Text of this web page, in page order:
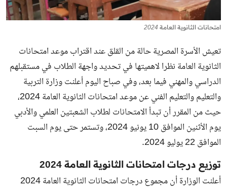
امتحانات الثانوية العامة 2024
تعيش الأسرة المصرية حالة من القلق عند اقتراب موعد امتحانات
الثانوية العامة نظرا لاهميتها في تحديد واجهة الطلاب في مستقبلهم
الدراسي والمهني فيما بعد، وفي صباح اليوم أعلنت وزارة التربية
والتعليم والتعليم الفني عن موعد امتحانات الثانوية العامة 2024،
حيث من المقرر أن تبدأ الامتحانات لطلاب الشعبتين العلمي والأدبي
يوم الأثنين الموافق 10 يونيو 2024، وتستمر حتى يوم السبت
الموافق 22 يوليو 2024.
توزيع درجات امتحانات الثانوية العامة 2024
أعلنت الوزارة أن مجموع درجات امتحانات الثانوية العامة 2024